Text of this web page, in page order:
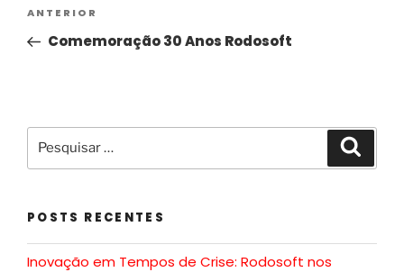
ANTERIOR
Comemoração 30 Anos Rodosoft
POSTS RECENTES
Inovação em Tempos de Crise: Rodosoft nos